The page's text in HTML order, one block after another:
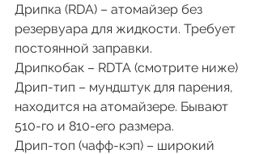
Дрипка (RDA) – атомайзер без
резервуара для жидкости. Требует
постоянной заправки.
Дрипкобак – RDTA (смотрите ниже)
Дрип-тип – мундштук для парения,
находится на атомайзере. Бывают
510-го и 810-его размера.
Дрип-топ (чафф-кэп) – широкий